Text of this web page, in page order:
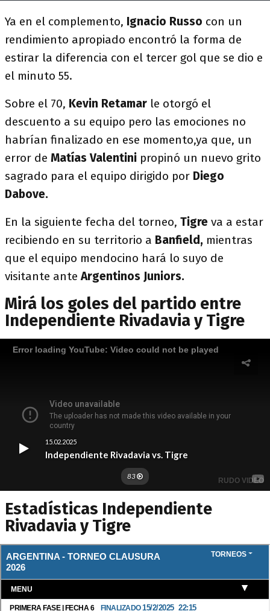
Ya en el complemento, Ignacio Russo con un
rendimiento apropiado encontró la forma de
estirar la diferencia con el tercer gol que se dio e
el minuto 55.
Sobre el 70, Kevin Retamar le otorgó el
descuento a su equipo pero las emociones no
habrían finalizado en ese momento,ya que, un
error de Matías Valentini propinó un nuevo grito
sagrado para el equipo dirigido por Diego
Dabove.
En la siguiente fecha del torneo, Tigre va a estar
recibiendo en su territorio a Banfield, mientras
que el equipo mendocino hará lo suyo de
visitante ante Argentinos Juniors.
Mirá los goles del partido entre
Independiente Rivadavia y Tigre
Estadísticas Independiente
Rivadavia y Tigre